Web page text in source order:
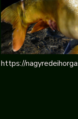
https://